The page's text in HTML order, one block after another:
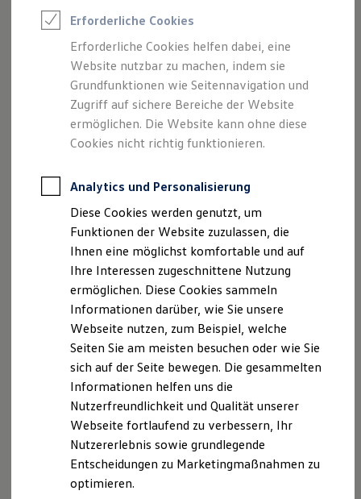
Digitaler Marktplatz
Kauf & Finanzierung
Online-Fahrzeugbewertung
Aktionen & Angebote
E-Auto-Förderung
Für Privatkunden
Für Gewerbekunden
Profi Paket
TopDeal
Zertifizierte Gebrauchtwagen
Für Privatkunden
Für Gewerbekunden
Leasing
Für Privatkunden
Für Gewerbekunden
Versicherungen & Garantien
Garantien
Kfz-Versicherung für Nutzfahrzeuge
Restschuldversicherung
Wartungsverträge
Besitzer & Service
Reparatur & Service
Sommer-Special
Reparatur, Pflege & Inspektion
Servicetermin anfragen
Service-Vorteile bei Volkswagen Nutzfahrzeuge
ServicePlus
Economy Service
Räder & Reifen Service
Ersatzfahrzeuge
(netto)
Sonderzahlung 2.192,72 €
48 Monate
Jährliche
10.000 km
489,00 €
Angebot anfragen
Nutzungsbedingungen
Datenschutzerklärungen
Cookie-Richtlinie
Lizenzhinweise Dritter
Angaben zum Digital Service Act (DSA)
EU Data Act
Produktsicherheitsinformationen
Rückrufe
Vorschriften
Händlersuche
Newsletter
VERTRAG WIDERRUFEN
Erforderliche Cookies
Erforderliche Cookies helfen dabei, eine
Website nutzbar zu machen, indem sie
Grundfunktionen wie Seitennavigation und
Zugriff auf sichere Bereiche der Website
ermöglichen. Die Website kann ohne diese
Cookies nicht richtig funktionieren.
Analytics und Personalisierung
Diese Cookies werden genutzt, um
Funktionen der Website zuzulassen, die
Ihnen eine möglichst komfortable und auf
Ihre Interessen zugeschnittene Nutzung
ermöglichen. Diese Cookies sammeln
Informationen darüber, wie Sie unsere
Webseite nutzen, zum Beispiel, welche
Seiten Sie am meisten besuchen oder wie Sie
sich auf der Seite bewegen. Die gesammelten
Informationen helfen uns die
Nutzerfreundlichkeit und Qualität unserer
Webseite fortlaufend zu verbessern, Ihr
Nutzererlebnis sowie grundlegende
Entscheidungen zu Marketingmaßnahmen zu
optimieren.